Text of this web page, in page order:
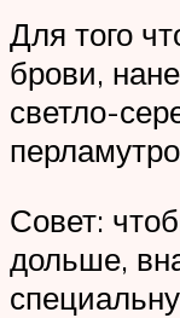
Для того
брови,
светло-
Совет:
дольше,